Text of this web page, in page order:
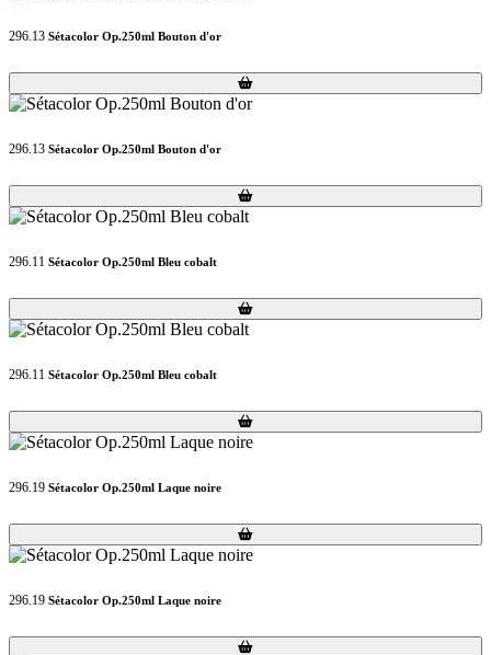
296.13 Sétacolor Op.250ml Bouton d'or
Loading...
Loading...
296.13 Sétacolor Op.250ml Bouton d'or
Loading...
Loading...
296.11 Sétacolor Op.250ml Bleu cobalt
Loading...
Loading...
296.11 Sétacolor Op.250ml Bleu cobalt
Loading...
Loading...
296.19 Sétacolor Op.250ml Laque noire
Loading...
Loading...
296.19 Sétacolor Op.250ml Laque noire
Loading...
Loading...